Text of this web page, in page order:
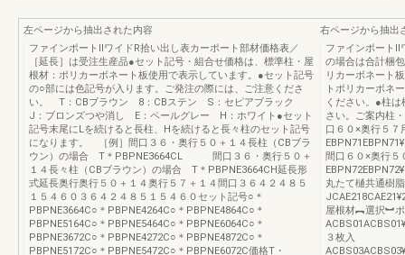
左ページから抽出された内容
ファインポートⅡワイドR拾い出し表カーポート部材価格表／
［延長］は受注生産品●セット記号・組合せ価格は、標準柱・屋
根材：ポリカーボネート板使用で表示しています。●セット記号
の○部には色記号が入ります。ご発注の際には、ご注意くださ
い。 T：CBブラウン 8：CBステン S：セピアブラック
J：ブロンズつや消し E：ペールグレー H：ホワイト●セット
記号末尾にLを続けると長柱、Hを続けると長々柱のセット記号
になります。 ［例］間口３６・奥行５０＋１４長柱（CBブラ
ウン）の場合 T＊PBPNE3664CL 間口３６・奥行５０＋
１４長々柱（CBブラウン）の場合 T＊PBPNE3664CH延長形
式延長奥行奥行５０＋１４奥行５７＋１４間口３６４２４８５
１５４６０３６４２４８５１５４６０セット記号○＊
PBPNE3664C○＊PBPNE4264C○＊PBPNE4864C○＊
PBPNE5164C○＊PBPNE5464C○＊PBPNE6064C○＊
PBPNE3672C○＊PBPNE4272C○＊PBPNE4872C○＊
PBPNE5172C○＊PBPNE5472C○＊PBPNE6072C価格T・
右ページから抽出
ファインポートⅡ
の場合は合計梱
リカーボネート
トポリカーボネ
ください。●柱
さい。ご案内柱
口６０×奥行５７
間口６０×奥行５
丸たて樋共通樹
屋根材︻選択︼
３枚入